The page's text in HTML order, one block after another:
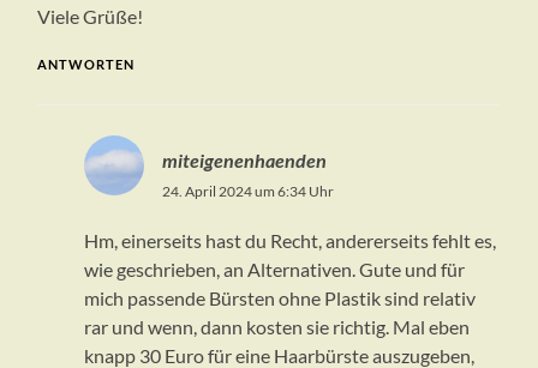
Viele Grüße!
ANTWORTEN
miteigenenhaenden
24. April 2024 um 6:34 Uhr
Hm, einerseits hast du Recht, andererseits fehlt es,
wie geschrieben, an Alternativen. Gute und für
mich passende Bürsten ohne Plastik sind relativ
rar und wenn, dann kosten sie richtig. Mal eben
knapp 30 Euro für eine Haarbürste auszugeben,